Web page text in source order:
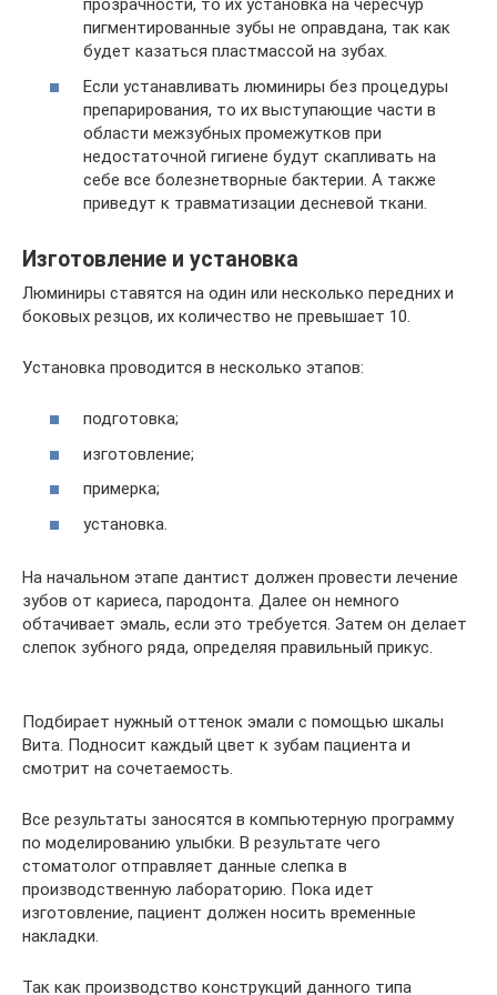
прозрачности, то их установка на чересчур
пигментированные зубы не оправдана, так как
будет казаться пластмассой на зубах.
Если устанавливать люминиры без процедуры
препарирования, то их выступающие части в
области межзубных промежутков при
недостаточной гигиене будут скапливать на
себе все болезнетворные бактерии. А также
приведут к травматизации десневой ткани.
Изготовление и установка
Люминиры ставятся на один или несколько передних и
боковых резцов, их количество не превышает 10.
Установка проводится в несколько этапов:
подготовка;
изготовление;
примерка;
установка.
На начальном этапе дантист должен провести лечение
зубов от кариеса, пародонта. Далее он немного
обтачивает эмаль, если это требуется. Затем он делает
слепок зубного ряда, определяя правильный прикус.
Подбирает нужный оттенок эмали с помощью шкалы
Вита. Подносит каждый цвет к зубам пациента и
смотрит на сочетаемость.
Все результаты заносятся в компьютерную программу
по моделированию улыбки. В результате чего
стоматолог отправляет данные слепка в
производственную лабораторию. Пока идет
изготовление, пациент должен носить временные
накладки.
Так как производство конструкций данного типа